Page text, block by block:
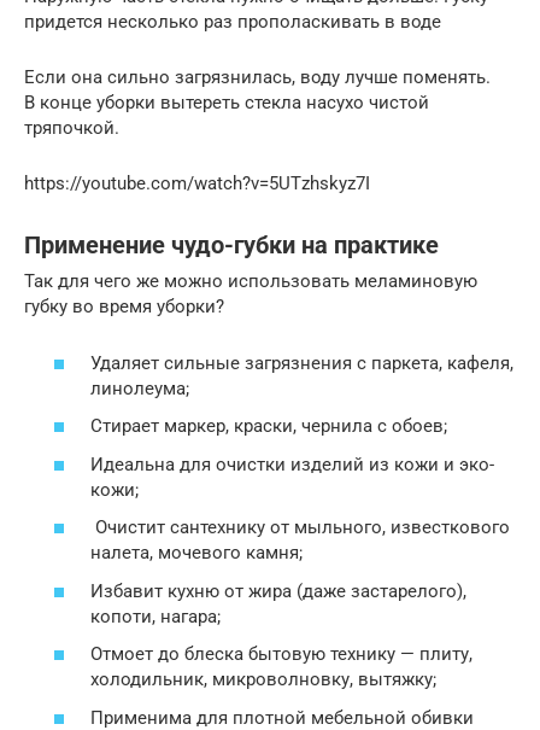
придется несколько раз прополаскивать в воде
Если она сильно загрязнилась, воду лучше поменять.
В конце уборки вытереть стекла насухо чистой
тряпочкой.
https://youtube.com/watch?v=5UTzhskyz7I
Применение чудо-губки на практике
Так для чего же можно использовать меламиновую
губку во время уборки?
Удаляет сильные загрязнения с паркета, кафеля,
линолеума;
Стирает маркер, краски, чернила с обоев;
Идеальна для очистки изделий из кожи и эко-
кожи;
Очистит сантехнику от мыльного, известкового
налета, мочевого камня;
Избавит кухню от жира (даже застарелого),
копоти, нагара;
Отмоет до блеска бытовую технику — плиту,
холодильник, микроволновку, вытяжку;
Применима для плотной мебельной обивки